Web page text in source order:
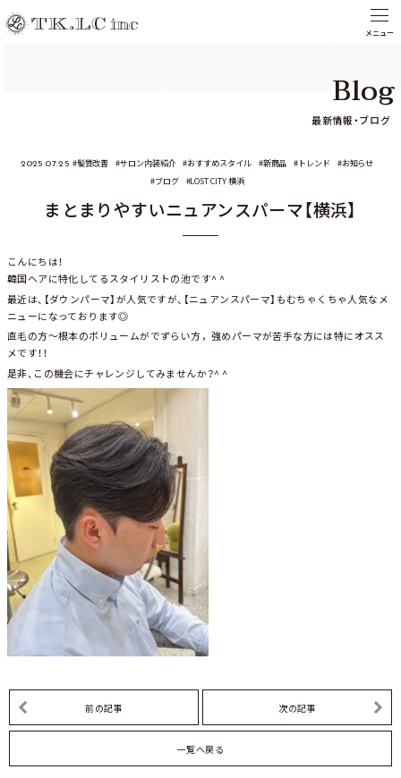
Blog
最新情報・ブログ
2025.07.25 髪質改善 サロン内装紹介 おすすめスタイル 新商品 トレンド
お知らせ
ブログ
LOST CITY 横浜
まとまりやすいニュアンスパーマ【横浜】
こんにちは！
韓国ヘアに特化してるスタイリストの池です^ ^
最近は、【ダウンパーマ】が人気ですが、【ニュアンスパーマ】もむちゃくちゃ人気なメ
ニューになっております◎
直毛の方～根本のボリュームがでずらい方，強めパーマが苦手な方には特にオスス
メです！！
是非、この機会にチャレンジしてみませんか？^ ^
前の記事 次の記事
一覧へ戻る